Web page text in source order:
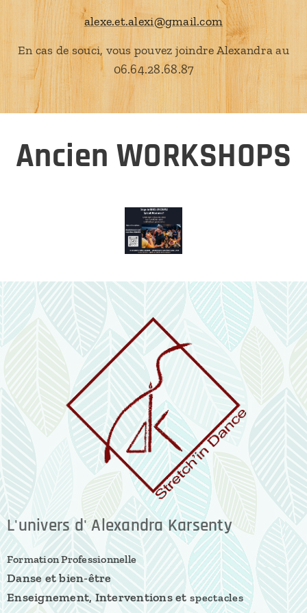
alexe.et.alexi@gmail.com
En cas de souci, vous pouvez joindre Alexandra au
06.64.28.68.87
Ancien WORKSHOPS
L'univers d' Alexandra Karsenty
Formation Professionnelle
Danse et bien-être
Enseignement, Interventions et spectacles